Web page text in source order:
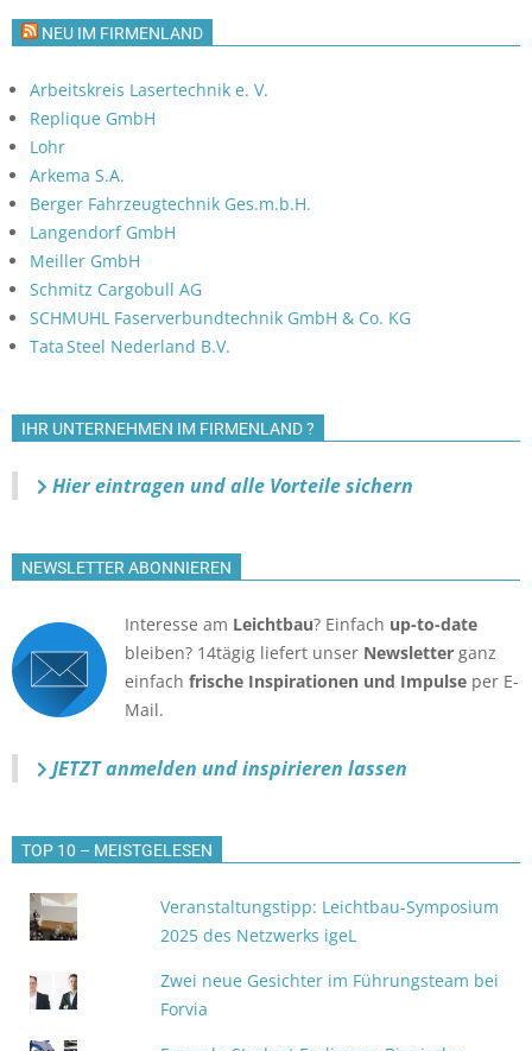
NEU IM FIRMENLAND
Arbeitskreis Lasertechnik e. V.
Replique GmbH
Lohr
Arkema S.A.
Berger Fahrzeugtechnik Ges.m.b.H.
Langendorf GmbH
Meiller GmbH
Schmitz Cargobull AG
SCHMUHL Faserverbundtechnik GmbH & Co. KG
Tata Steel Nederland B.V.
IHR UNTERNEHMEN IM FIRMENLAND ?
Hier eintragen und alle Vorteile sichern
NEWSLETTER ABONNIEREN
Interesse am Leichtbau? Einfach up-to-date
bleiben? 14tägig liefert unser Newsletter ganz
einfach frische Inspirationen und Impulse per E-
Mail.
JETZT anmelden und inspirieren lassen
TOP 10 – MEISTGELESEN
Veranstaltungstipp: Leichtbau-Symposium
2025 des Netzwerks igeL
Zwei neue Gesichter im Führungsteam bei
Forvia